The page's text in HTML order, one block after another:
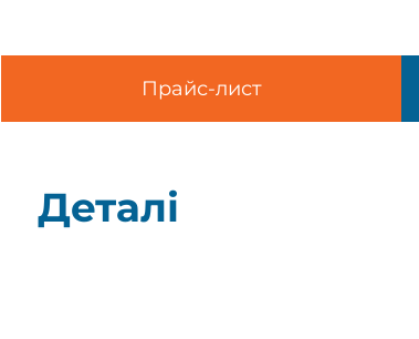
Прайс-лист
Деталі